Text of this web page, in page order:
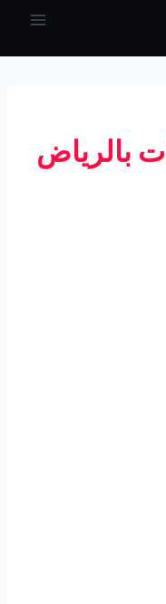
بالرياض